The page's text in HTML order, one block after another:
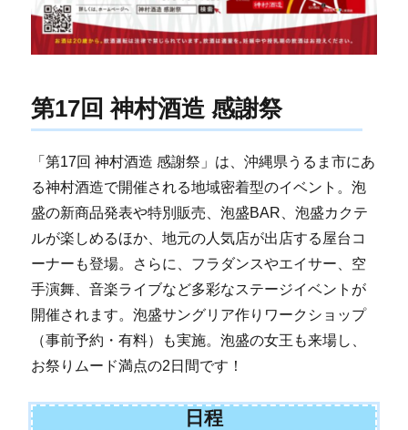
第17回 神村酒造 感謝祭
「第17回 神村酒造 感謝祭」は、沖縄県うるま市にあ
る神村酒造で開催される地域密着型のイベント。泡
盛の新商品発表や特別販売、泡盛BAR、泡盛カクテ
ルが楽しめるほか、地元の人気店が出店する屋台コ
ーナーも登場。さらに、フラダンスやエイサー、空
手演舞、音楽ライブなど多彩なステージイベントが
開催されます。泡盛サングリア作りワークショップ
（事前予約・有料）も実施。泡盛の女王も来場し、
お祭りムード満点の2日間です！
日程